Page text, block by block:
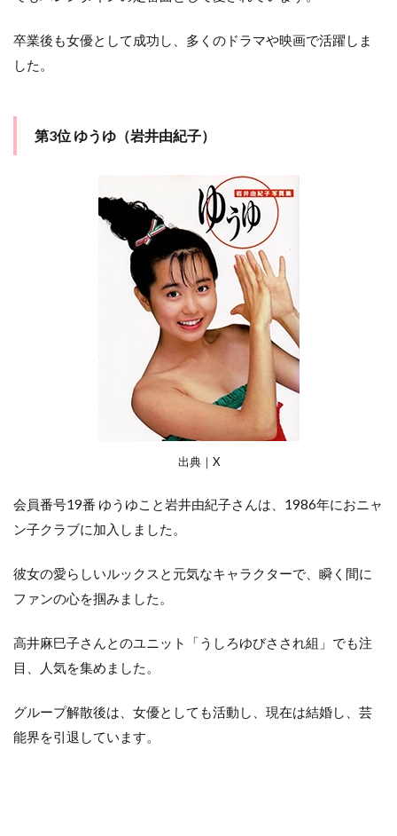
卒業後も女優として成功し、多くのドラマや映画で活躍しま
した。
第3位 ゆうゆ（岩井由紀子）
出典｜X
会員番号19番 ゆうゆこと岩井由紀子さんは、1986年におニャ
ン子クラブに加入しました。
彼女の愛らしいルックスと元気なキャラクターで、瞬く間に
ファンの心を掴みました。
高井麻巳子さんとのユニット「うしろゆびさされ組」でも注
目、人気を集めました。
グループ解散後は、女優としても活動し、現在は結婚し、芸
能界を引退しています。